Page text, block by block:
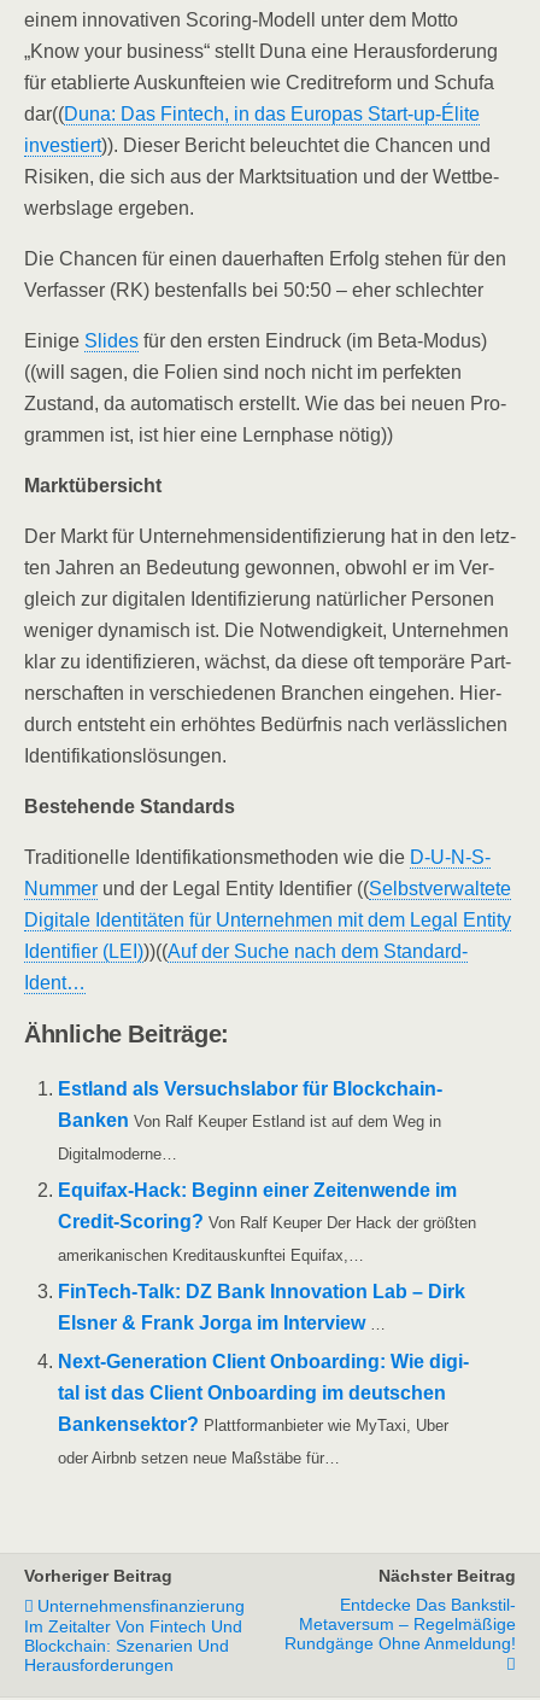
einem inno­va­ti­ven Scoring-Modell unter dem Mot­to
„Know your busi­ness“ stellt Duna eine Her­aus­for­de­rung
für eta­blier­te Aus­kunftei­en wie Cre­dit­re­form und Schufa
dar((Duna: Das Fin­tech, in das Euro­pas Start-up-Éli­te
inves­tiert)). Die­ser Bericht beleuch­tet die Chan­cen und
Risi­ken, die sich aus der Markt­si­tua­ti­on und der Wett­be­
werbs­la­ge ergeben.
Die Chan­cen für einen dau­er­haf­ten Erfolg ste­hen für den
Ver­fas­ser (RK) bes­ten­falls bei 50:50 – eher schlechter
Eini­ge Slides für den ers­ten Ein­druck (im Beta-Modus)
((will sagen, die Foli­en sind noch nicht im per­fek­ten
Zustand, da auto­ma­tisch erstellt. Wie das bei neu­en Pro­
gram­men ist, ist hier eine Lern­pha­se nötig))
Markt­über­sicht
Der Markt für Unter­neh­mens­iden­ti­fi­zie­rung hat in den letz­
ten Jah­ren an Bedeu­tung gewon­nen, obwohl er im Ver­
gleich zur digi­ta­len Iden­ti­fi­zie­rung natür­li­cher Per­so­nen
weni­ger dyna­misch ist. Die Not­wen­dig­keit, Unter­neh­men
klar zu iden­ti­fi­zie­ren, wächst, da die­se oft tem­po­rä­re Part­
ner­schaf­ten in ver­schie­de­nen Bran­chen ein­ge­hen. Hier­
durch ent­steht ein erhöh­tes Bedürf­nis nach ver­läss­li­chen
Identifikationslösungen.
Bestehen­de Standards
Tra­di­tio­nel­le Iden­ti­fi­ka­ti­ons­me­tho­den wie die D‑U-N-S-
Num­mer und der Legal Enti­ty Iden­ti­fier ((Selbst­ver­wal­te­te
Digi­ta­le Iden­ti­tä­ten für Unter­neh­men mit dem Legal Enti­ty
Iden­ti­fier (LEI)))((Auf der Suche nach dem Standard-
Ident…
Ähn­li­che Beiträge:
Est­land als Ver­suchs­la­bor für Block­chain-
Ban­ken Von Ralf Keu­per Est­land ist auf dem Weg in
Digitalmoderne…
Equi­­fax-Hack: Beginn einer Zei­ten­wen­de im
Cre­dit-Scoring? Von Ralf Keu­per Der Hack der größ­ten
ame­ri­ka­ni­schen Kre­dit­aus­kunf­tei Equifax,…
Fin­­Tech-Talk: DZ Bank Inno­va­ti­on Lab – Dirk
Els­ner & Frank Jor­ga im Inter­view …
Next-Gene­ra­­ti­on Cli­ent Onboar­ding: Wie digi­
tal ist das Cli­ent Onboar­ding im deut­schen
Ban­ken­sek­tor? Platt­form­an­bie­ter wie MyTa­xi, Uber
oder Airbnb set­zen neue Maß­stä­be für…
Vorheriger Beitrag
Unternehmensfinanzierung
Im Zeitalter Von Fintech Und
Blockchain: Szenarien Und
Herausforderungen
Nächster Beitrag
Entdecke Das Bankstil-
Metaversum – Regelmäßige
Rundgänge Ohne Anmeldung!